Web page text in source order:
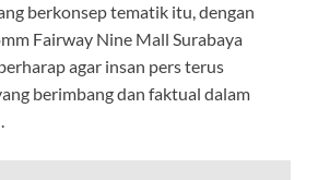
berkonsep tematik itu, dengan
Fairway Nine Mall Surabaya
agar insan pers terus
berimbang dan faktual dalam